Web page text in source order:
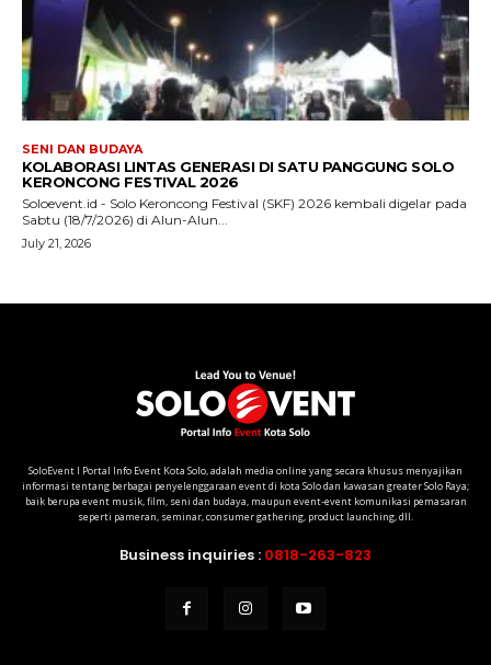
SoloEvent I Portal Info Event Kota Solo, adalah media online yang secara khusus menyajikan
informasi tentang berbagai penyelenggaraan event di kota Solo dan kawasan greater Solo Raya;
baik berupa event musik, film, seni dan budaya, maupun event-event komunikasi pemasaran
seperti pameran, seminar, consumer gathering, product launching, dll.
Business inquiries : 0818-263-823